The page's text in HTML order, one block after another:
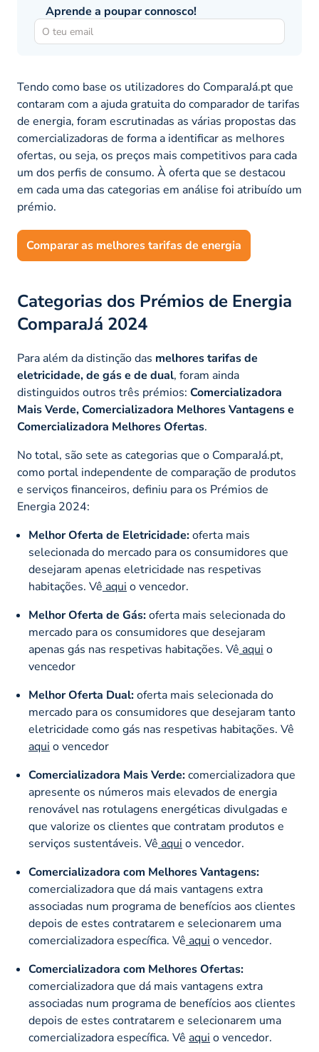
Aprende a poupar connosco!
Tendo como base os utilizadores do ComparaJá.pt que
contaram com a ajuda gratuita do comparador de tarifas
de energia, foram escrutinadas as várias propostas das
comercializadoras de forma a identificar as melhores
ofertas, ou seja, os preços mais competitivos para cada
um dos perfis de consumo. À oferta que se destacou
em cada uma das categorias em análise foi atribuído um
prémio.
Comparar as melhores tarifas de energia
Categorias dos Prémios de Energia
ComparaJá 2024
Para além da distinção das melhores tarifas de
eletricidade, de gás e de dual, foram ainda
distinguidos outros três prémios: Comercializadora
Mais Verde, Comercializadora Melhores Vantagens e
Comercializadora Melhores Ofertas.
No total, são sete as categorias que o ComparaJá.pt,
como portal independente de comparação de produtos
e serviços financeiros, definiu para os Prémios de
Energia 2024:
Melhor Oferta de Eletricidade:oferta mais
selecionada do mercado para os consumidores que
desejaram apenas eletricidade nas respetivas
habitações. Vê aqui o vencedor.
Melhor Oferta de Gás:oferta mais selecionada do
mercado para os consumidores que desejaram
apenas gás nas respetivas habitações. Vê aqui o
vencedor
Melhor Oferta Dual:oferta mais selecionada do
mercado para os consumidores que desejaram tanto
eletricidade como gás nas respetivas habitações. Vê
aqui o vencedor
Comercializadora Mais Verde:comercializadora que
apresente os números mais elevados de energia
renovável nas rotulagens energéticas divulgadas e
que valorize os clientes que contratam produtos e
serviços sustentáveis. Vê aqui o vencedor.
Comercializadora com Melhores Vantagens:
comercializadora que dá mais vantagens extra
associadas num programa de benefícios aos clientes
depois de estes contratarem e selecionarem uma
comercializadora específica. Vê aqui o vencedor.
Comercializadora com Melhores Ofertas:
comercializadora que dá mais vantagens extra
associadas num programa de benefícios aos clientes
depois de estes contratarem e selecionarem uma
comercializadora específica. Vê aqui o vencedor.